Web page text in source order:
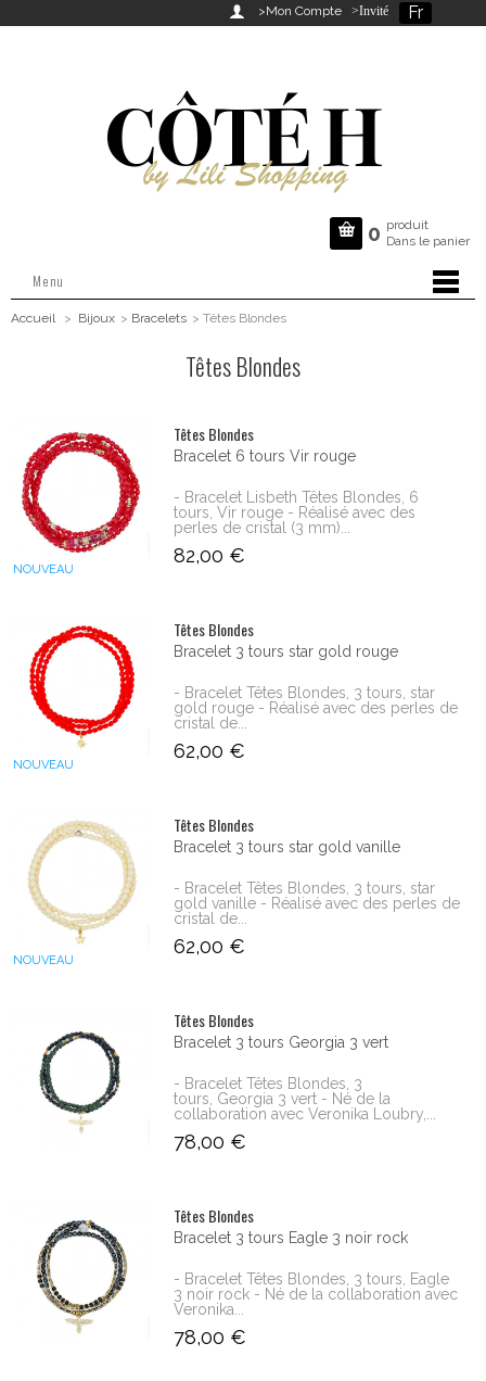
Fr
 >Mon Compte >Invité
 0 produit
Dans le panier
Menu
Accueil > Bijoux > Bracelets > Têtes Blondes
Têtes Blondes
NOUVEAU
Têtes Blondes
Bracelet 6 tours Vir rouge
- Bracelet Lisbeth Têtes Blondes, 6
tours, Vir rouge - Réalisé avec des
perles de cristal (3 mm)...
82,00 €
NOUVEAU
Têtes Blondes
Bracelet 3 tours star gold rouge
- Bracelet Têtes Blondes, 3 tours, star
gold rouge - Réalisé avec des perles de
cristal de...
62,00 €
NOUVEAU
Têtes Blondes
Bracelet 3 tours star gold vanille
- Bracelet Têtes Blondes, 3 tours, star
gold vanille - Réalisé avec des perles de
cristal de...
62,00 €
Têtes Blondes
Bracelet 3 tours Georgia 3 vert
- Bracelet Têtes Blondes, 3
tours, Georgia 3 vert - Né de la
collaboration avec Veronika Loubry,...
78,00 €
Têtes Blondes
Bracelet 3 tours Eagle 3 noir rock
- Bracelet Têtes Blondes, 3 tours, Eagle
3 noir rock - Né de la collaboration avec
Veronika...
78,00 €